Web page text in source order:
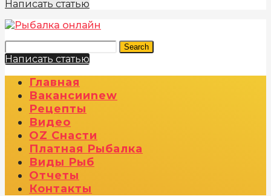
Написать статью
Search
Написать статью
Главная
ВакансииNew
Рецепты
Видео
OZ Снасти
Платная Рыбалка
Виды Рыб
Отчеты
Контакты